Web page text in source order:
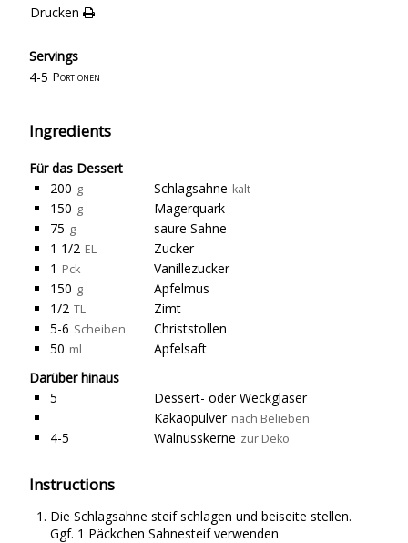
Drucken
Servings
4-5 Portionen
Ingredients
Für das Dessert
200 g Schlagsahne kalt
150 g
Magerquark
75 g
saure Sahne
1 1/2 EL
Zucker
1 Pck
Vanillezucker
150 g
Apfelmus
1/2 TL
Zimt
5-6 Scheiben
Christstollen
50 ml
Apfelsaft
Darüber hinaus
5
Dessert- oder Weckgläser
Kakaopulver nach Belieben
4-5 Walnusskerne zur Deko
Instructions
Die Schlagsahne steif schlagen und beiseite stellen.
Ggf. 1 Päckchen Sahnesteif verwenden